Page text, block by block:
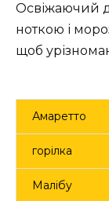
Освіжаючий
ноткою і
щоб
Амаретто
горілка
Малібу